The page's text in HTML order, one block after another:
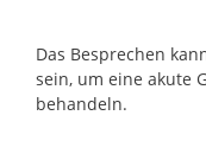
Das Besprechen
sein, um eine akute
behandeln.